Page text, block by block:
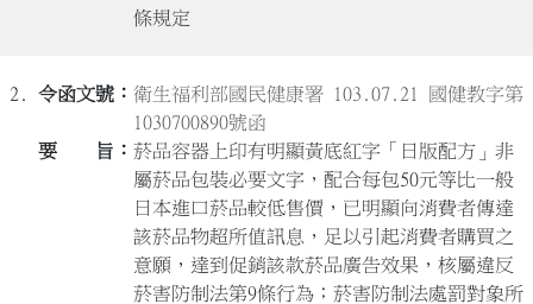
條規定
2.
衛生福利部國民健康署 103.07.21 國健教字第
1030700890號函
菸品容器上印有明顯黃底紅字「日版配方」非
屬菸品包裝必要文字，配合每包50元等比一般
日本進口菸品較低售價，已明顯向消費者傳達
該菸品物超所值訊息，足以引起消費者購買之
意願，達到促銷該款菸品廣告效果，核屬違反
菸害防制法第9條行為；菸害防制法處罰對象所